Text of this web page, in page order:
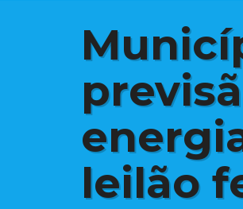
leilão